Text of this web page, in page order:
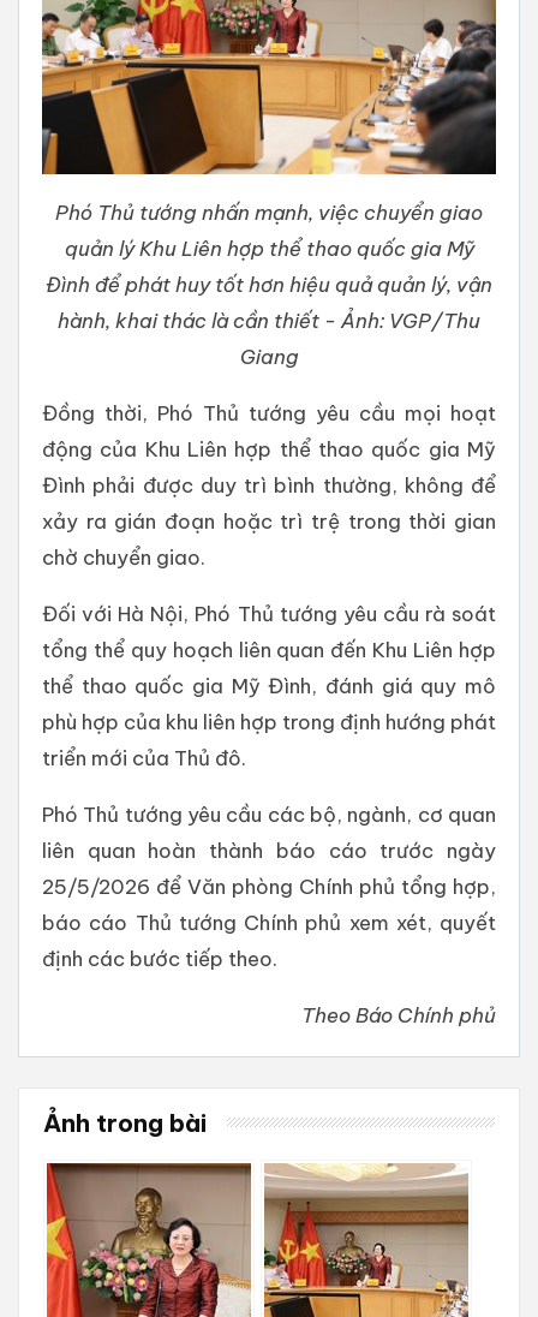
Phó Thủ tướng nhấn mạnh, việc chuyển giao
quản lý Khu Liên hợp thể thao quốc gia Mỹ
Đình để phát huy tốt hơn hiệu quả quản lý, vận
hành, khai thác là cần thiết - Ảnh: VGP/Thu
Giang
Đồng thời, Phó Thủ tướng yêu cầu mọi hoạt
động của Khu Liên hợp thể thao quốc gia Mỹ
Đình phải được duy trì bình thường, không để
xảy ra gián đoạn hoặc trì trệ trong thời gian
chờ chuyển giao.
Đối với Hà Nội, Phó Thủ tướng yêu cầu rà soát
tổng thể quy hoạch liên quan đến Khu Liên hợp
thể thao quốc gia Mỹ Đình, đánh giá quy mô
phù hợp của khu liên hợp trong định hướng phát
triển mới của Thủ đô.
Phó Thủ tướng yêu cầu các bộ, ngành, cơ quan
liên quan hoàn thành báo cáo trước ngày
25/5/2026 để Văn phòng Chính phủ tổng hợp,
báo cáo Thủ tướng Chính phủ xem xét, quyết
định các bước tiếp theo.
Theo Báo Chính phủ
Ảnh trong bài